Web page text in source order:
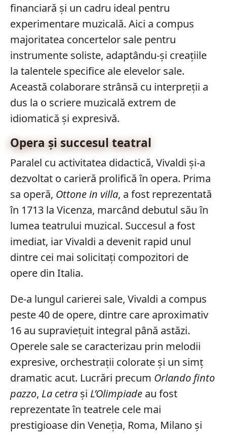
financiară și un cadru ideal pentru
experimentare muzicală. Aici a compus
majoritatea concertelor sale pentru
instrumente soliste, adaptându-și creațiile
la talentele specifice ale elevelor sale.
Această colaborare strânsă cu interpreții a
dus la o scriere muzicală extrem de
idiomatică și expresivă.
Opera și succesul teatral
Paralel cu activitatea didactică, Vivaldi și-a
dezvoltat o carieră prolifică în opera. Prima
sa operă, Ottone in villa, a fost reprezentată
în 1713 la Vicenza, marcând debutul său în
lumea teatrului muzical. Succesul a fost
imediat, iar Vivaldi a devenit rapid unul
dintre cei mai solicitați compozitori de
opere din Italia.
De-a lungul carierei sale, Vivaldi a compus
peste 40 de opere, dintre care aproximativ
16 au supraviețuit integral până astăzi.
Operele sale se caracterizau prin melodii
expresive, orchestrații colorate și un simț
dramatic acut. Lucrări precum Orlando finto
pazzo, La cetrași L’Olimpiadeau fost
reprezentate în teatrele cele mai
prestigioase din Veneția, Roma, Milano și